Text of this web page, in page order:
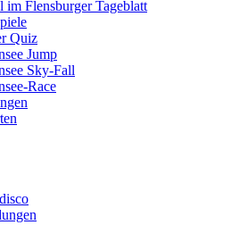
im Flensburger Tageblatt
Quiz
Jump
Sky-Fall
Race